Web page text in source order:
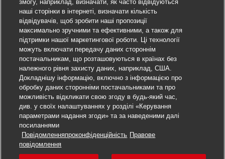
Подати заявку
змогу, наприклад, визначати, як часто відвідуються
наші сторінки в інтернеті, визначати кількість
відвідувачів, щоб зробити наші пропозиції
максимально зручними та ефективними, а також для
підтримки нашої маркетингової роботи. Ці технології
можуть включати передачу даних стороннім
постачальникам, що розташовуються в країнах без
належного рівня захисту даних, наприклад, США.
Докладнішу інформацію, включно з інформацією про
обробку даних сторонніми постачальниками та про
можливість відкликати свою згоду в будь-який час,
див. у своїх налаштуваннях у розділі «Керування
параметрами надання згоди» та за наведеними далі
посиланнями
Повідомленняпроконфіденційність Правове
повідомлення